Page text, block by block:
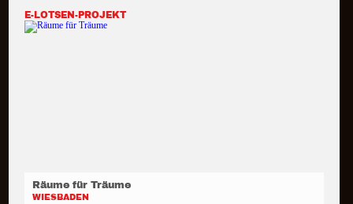
E-LOTSEN-PROJEKT
Räume für Träume
WIESBADEN